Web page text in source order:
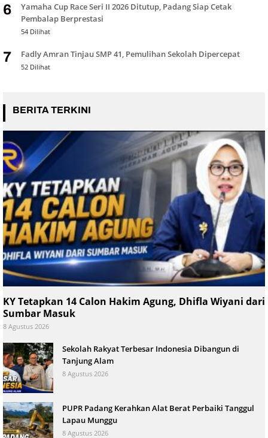
6
Yamaha Cup Race Seri II 2026 Ditutup, Padang Siap Cetak
Pembalap Berprestasi
54 Dilihat
7 Fadly Amran Tinjau SMP 41, Pemulihan Sekolah Dipercepat
52 Dilihat
BERITA TERKINI
KY Tetapkan 14 Calon Hakim Agung, Dhifla Wiyani dari
Sumbar Masuk
8 Agustus 2026
Sekolah Rakyat Terbesar Indonesia Dibangun di
Tanjung Alam
8 Agustus 2026
PUPR Padang Kerahkan Alat Berat Perbaiki Tanggul
Lapau Munggu
8 Agustus 2026